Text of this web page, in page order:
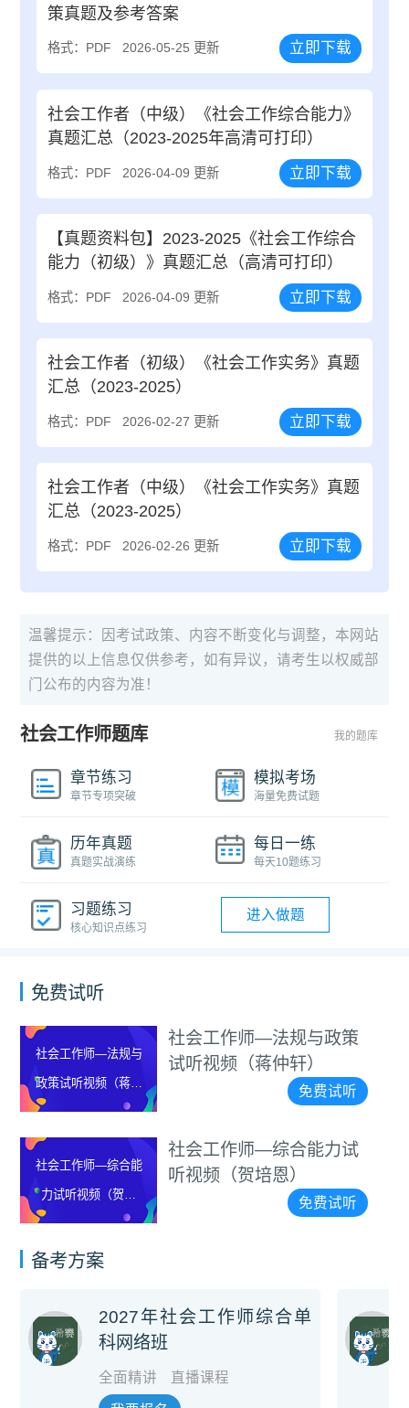
策真题及参考答案
格式：PDF 2026-05-25 更新 立即下载
社会工作者（中级）《社会工作综合能力》
真题汇总（2023-2025年高清可打印）
格式：PDF 2026-04-09 更新 立即下载
【真题资料包】2023-2025《社会工作综合
能力（初级）》真题汇总（高清可打印）
格式：PDF 2026-04-09 更新 立即下载
社会工作者（初级）《社会工作实务》真题
汇总（2023-2025）
格式：PDF 2026-02-27 更新 立即下载
社会工作者（中级）《社会工作实务》真题
汇总（2023-2025）
格式：PDF 2026-02-26 更新 立即下载
温馨提示：因考试政策、内容不断变化与调整，本网站
提供的以上信息仅供参考，如有异议，请考生以权威部
门公布的内容为准！
社会工作师题库 我的题库
章节练习
章节专项突破
模拟考场
海量免费试题
历年真题
真题实战演练
每日一练
每天10题练习
习题练习
核心知识点练习
进入做题
免费试听
社会工作师—法规与
政策试听视频（蒋仲
轩）
社会工作师—法规与政策
试听视频（蒋仲轩）
免费试听
社会工作师—综合能
力试听视频（贺培
恩）
社会工作师—综合能力试
听视频（贺培恩）
免费试听
备考方案
2027年社会工作师综合单
科网络班
全面精讲 直播课程